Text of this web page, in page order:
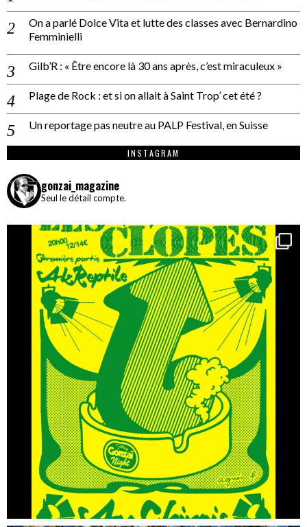
On a parlé Dolce Vita et lutte des classes avec Bernardino
Femminielli
Gilb’R : « Être encore là 30 ans après, c’est miraculeux »
Plage de Rock : et si on allait à Saint Trop’ cet été ?
Un reportage pas neutre au PALP Festival, en Suisse
INSTAGRAM
gonzai_magazine
Seul le détail compte.